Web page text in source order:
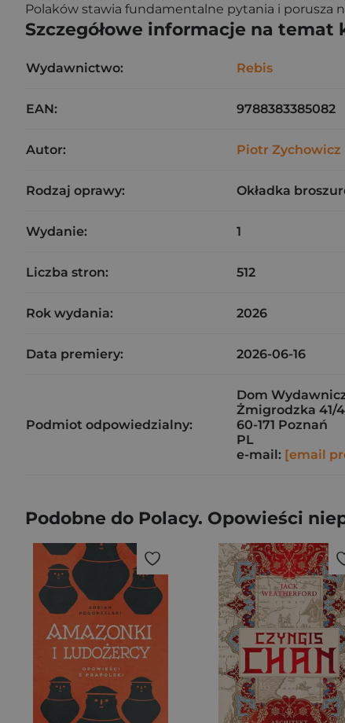
Polaków stawia fundamentalne pytania i porusza
Szczegółowe informacje na temat
Wydawnictwo: Rebis
EAN: 9788383385082
Autor: Piotr Zychowicz
Rodzaj oprawy: Okładka
Wydanie: 1
Liczba stron: 512
Rok wydania: 2026
Data premiery: 2026-06-16
Podmiot odpowiedzialny:
Dom
Żmigrodzka 41/
60-171 Poznań
PL
e-mail: [email
Podobne do Polacy. Opowieści